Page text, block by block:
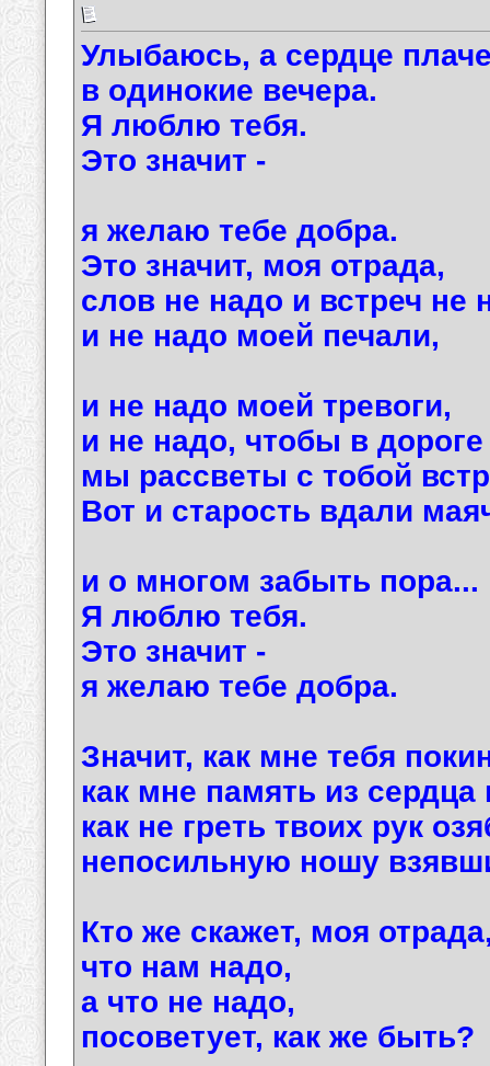
Улыбаюсь, а сердце
в одинокие вечера.
Я люблю тебя.
Это значит -
я желаю тебе добра.
Это значит, моя отрада,
слов не надо и встреч не
и не надо моей печали,
и не надо моей тревоги,
и не надо, чтобы в дороге
мы рассветы с тобой
Вот и старость вдали
и о многом забыть пора...
Я люблю тебя.
Это значит -
я желаю тебе добра.
Значит, как мне тебя
как мне память из
как не греть твоих рук
непосильную ношу
Кто же скажет, моя
что нам надо,
а что не надо,
посоветует, как же быть?